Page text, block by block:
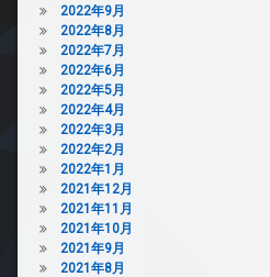
2022年9月
2022年8月
2022年7月
2022年6月
2022年5月
2022年4月
2022年3月
2022年2月
2022年1月
2021年12月
2021年11月
2021年10月
2021年9月
2021年8月